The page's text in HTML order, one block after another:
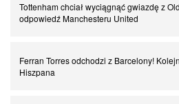
Powrót do Ekstraklasy. Kolejny sen Miedzi
Chłopak z pizzerii. Kim był zmarły Mino
Tottenham chciał wyciągnąć gwiazdę z
odpowiedź Manchesteru United
Ferran Torres odchodzi z Barcelony!
Hiszpana